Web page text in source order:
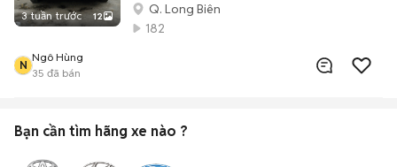
3 tuần trước 12
Q. Long Biên
182
N
Ngô Hùng
35 đã bán
Bạn cần tìm hãng xe nào ?